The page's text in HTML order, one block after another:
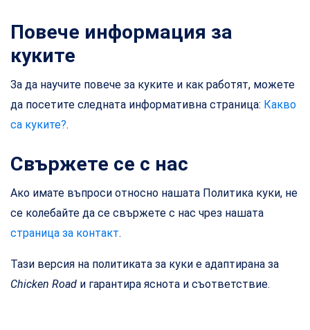
Повече информация за
куките
За да научите повече за куките и как работят, можете
да посетите следната информативна страница: Какво
са куките?.
Свържете се с нас
Ако имате въпроси относно нашата Политика куки, не
се колебайте да се свържете с нас чрез нашата
страница за контакт.
Тази версия на политиката за куки е адаптирана за
Chicken Road и гарантира яснота и съответствие.